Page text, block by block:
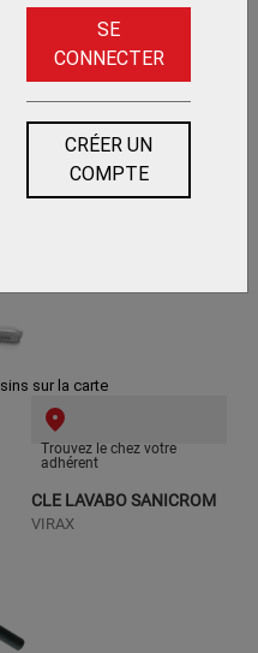
Trouvez le chez votre adhérent
PINCE-CLE XS
KNIPEX
Trouvez le chez votre
adhérent
CLE LAVABO SANICROM
VIRAX
SE
CONNECTER
CRÉER UN
COMPTE
sur la carte